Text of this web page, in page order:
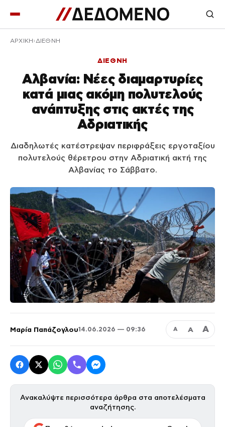
ΑΡΧΙΚΉ ΔΙΕΘΝΗ
ΔΙΕΘΝΗ
Αλβανία: Νέες διαμαρτυρίες
κατά μιας ακόμη πολυτελούς
ανάπτυξης στις ακτές της
Αδριατικής
Διαδηλωτές κατέστρεψαν περιφράξεις εργοταξίου
πολυτελούς θέρετρου στην Αδριατική ακτή της
Αλβανίας το Σάββατο.
Μαρία Παπάζογλου14.06.2026 — 09:36 Α Α Α
Ανακαλύψτε περισσότερα άρθρα στα αποτελέσματα
αναζήτησης.